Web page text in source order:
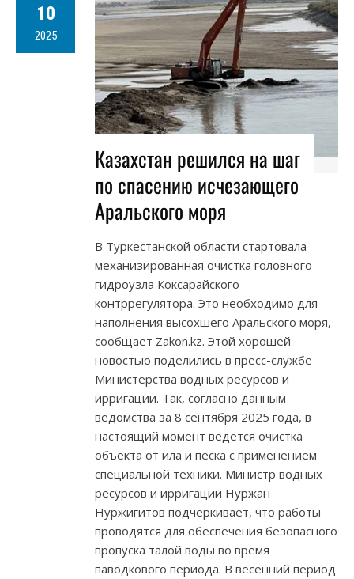
10
2025
Казахстан решился на шаг
по спасению исчезающего
Аральского моря
В Туркестанской области стартовала
механизированная очистка головного
гидроузла Коксарайского
контррегулятора. Это необходимо для
наполнения высохшего Аральского моря,
сообщает Zakon.kz. Этой хорошей
новостью поделились в пресс-службе
Министерства водных ресурсов и
ирригации. Так, согласно данным
ведомства за 8 сентября 2025 года, в
настоящий момент ведется очистка
объекта от ила и песка с применением
специальной техники. Министр водных
ресурсов и ирригации Нуржан
Нуржигитов подчеркивает, что работы
проводятся для обеспечения безопасного
пропуска талой воды во время
паводкового периода. В весенний период